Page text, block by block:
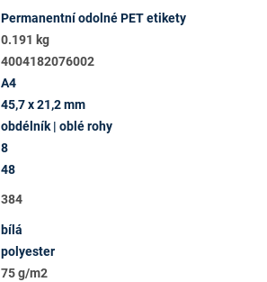
Permanentní odolné PET etikety
0.191 kg
4004182076002
A4
45,7 x 21,2 mm
obdélník | oblé rohy
8
48
384
bílá
polyester
75 g/m2